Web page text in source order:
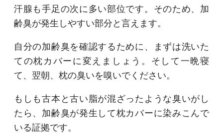
汗腺も手足の次に多い部位です。そのため、加
齢臭が発生しやすい部分と言えます。
自分の加齢臭を確認するために、まずは洗いた
ての枕カバーに変えましょう。そして一晩寝
て、翌朝、枕の臭いを嗅いでください。
もしも古本と古い脂が混ざったような臭いがし
たら、加齢臭が発生して枕カバーに染みこんで
いる証拠です。